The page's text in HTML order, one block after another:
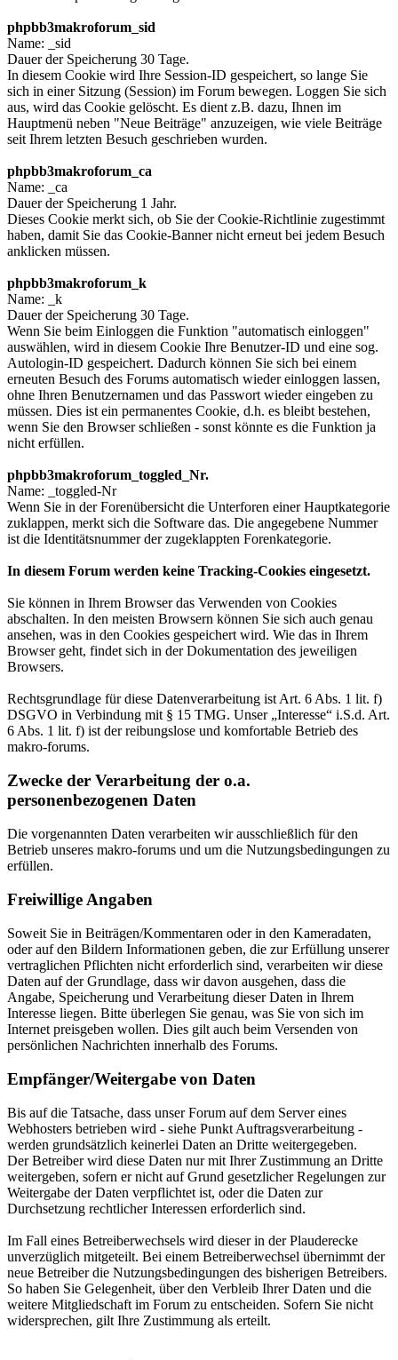
phpbb3makroforum_sid
Name: _sid
Dauer der Speicherung 30 Tage.
In diesem Cookie wird Ihre Session-ID gespeichert, so lange Sie
sich in einer Sitzung (Session) im Forum bewegen. Loggen Sie sich
aus, wird das Cookie gelöscht. Es dient z.B. dazu, Ihnen im
Hauptmenü neben "Neue Beiträge" anzuzeigen, wie viele Beiträge
seit Ihrem letzten Besuch geschrieben wurden.
phpbb3makroforum_ca
Name: _ca
Dauer der Speicherung 1 Jahr.
Dieses Cookie merkt sich, ob Sie der Cookie-Richtlinie zugestimmt
haben, damit Sie das Cookie-Banner nicht erneut bei jedem Besuch
anklicken müssen.
phpbb3makroforum_k
Name: _k
Dauer der Speicherung 30 Tage.
Wenn Sie beim Einloggen die Funktion "automatisch einloggen"
auswählen, wird in diesem Cookie Ihre Benutzer-ID und eine sog.
Autologin-ID gespeichert. Dadurch können Sie sich bei einem
erneuten Besuch des Forums automatisch wieder einloggen lassen,
ohne Ihren Benutzernamen und das Passwort wieder eingeben zu
müssen. Dies ist ein permanentes Cookie, d.h. es bleibt bestehen,
wenn Sie den Browser schließen - sonst könnte es die Funktion ja
nicht erfüllen.
phpbb3makroforum_toggled_Nr.
Name: _toggled-Nr
Wenn Sie in der Forenübersicht die Unterforen einer Hauptkategorie
zuklappen, merkt sich die Software das. Die angegebene Nummer
ist die Identitätsnummer der zugeklappten Forenkategorie.
In diesem Forum werden keine Tracking-Cookies eingesetzt.
Sie können in Ihrem Browser das Verwenden von Cookies
abschalten. In den meisten Browsern können Sie sich auch genau
ansehen, was in den Cookies gespeichert wird. Wie das in Ihrem
Browser geht, findet sich in der Dokumentation des jeweiligen
Browsers.
Rechtsgrundlage für diese Datenverarbeitung ist Art. 6 Abs. 1 lit. f)
DSGVO in Verbindung mit § 15 TMG. Unser „Interesse“ i.S.d. Art.
6 Abs. 1 lit. f) ist der reibungslose und komfortable Betrieb des
makro-forums.
Zwecke der Verarbeitung der o.a.
personenbezogenen Daten
Die vorgenannten Daten verarbeiten wir ausschließlich für den
Betrieb unseres makro-forums und um die Nutzungsbedingungen zu
erfüllen.
Freiwillige Angaben
Soweit Sie in Beiträgen/Kommentaren oder in den Kameradaten,
oder auf den Bildern Informationen geben, die zur Erfüllung unserer
vertraglichen Pflichten nicht erforderlich sind, verarbeiten wir diese
Daten auf der Grundlage, dass wir davon ausgehen, dass die
Angabe, Speicherung und Verarbeitung dieser Daten in Ihrem
Interesse liegen. Bitte überlegen Sie genau, was Sie von sich im
Internet preisgeben wollen. Dies gilt auch beim Versenden von
persönlichen Nachrichten innerhalb des Forums.
Empfänger/Weitergabe von Daten
Bis auf die Tatsache, dass unser Forum auf dem Server eines
Webhosters betrieben wird - siehe Punkt Auftragsverarbeitung -
werden grundsätzlich keinerlei Daten an Dritte weitergegeben.
Der Betreiber wird diese Daten nur mit Ihrer Zustimmung an Dritte
weitergeben, sofern er nicht auf Grund gesetzlicher Regelungen zur
Weitergabe der Daten verpflichtet ist, oder die Daten zur
Durchsetzung rechtlicher Interessen erforderlich sind.
Im Fall eines Betreiberwechsels wird dieser in der Plauderecke
unverzüglich mitgeteilt. Bei einem Betreiberwechsel übernimmt der
neue Betreiber die Nutzungsbedingungen des bisherigen Betreibers.
So haben Sie Gelegenheit, über den Verbleib Ihrer Daten und die
weitere Mitgliedschaft im Forum zu entscheiden. Sofern Sie nicht
widersprechen, gilt Ihre Zustimmung als erteilt.